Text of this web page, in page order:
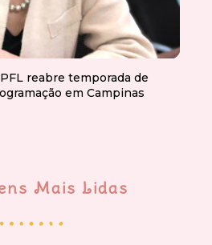
reabre temporada de
em Campinas
Mais Lidas